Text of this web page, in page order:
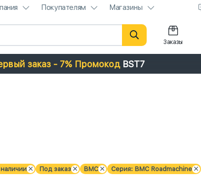
Покупателям Магазины
Заказы
заказ - 7% Промокод BST7
Под заказ BMC Серия: BMC Roadmachine